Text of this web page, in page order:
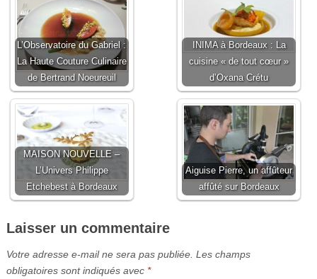
L’Observatoire du Gabriel :
La Haute Couture Culinaire
de Bertrand Noeureuil
INIMA à Bordeaux : La
cuisine « de tout cœur »
d’Oxana Crétu
MAISON NOUVELLE –
L’Univers Philippe
Etchebest à Bordeaux
Aiguise Pierre, un affûteur
affûté sur Bordeaux
Laisser un commentaire
Votre adresse e-mail ne sera pas publiée. Les champs
obligatoires sont indiqués avec *